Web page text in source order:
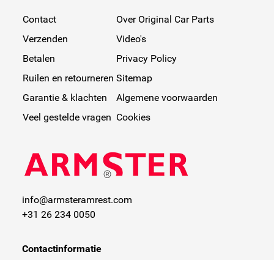
Contact
Verzenden
Betalen
Ruilen en retourneren
Garantie & klachten
Veel gestelde vragen
Over Original Car Parts
Video's
Privacy Policy
Sitemap
Algemene voorwaarden
Cookies
info@armsteramrest.com
+31 26 234 0050
Contactinformatie